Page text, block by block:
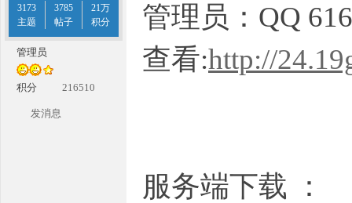
3173
主题
3785
帖子
21万
积分
管理员
积分 216510
发消息
管理员：QQ
查看:http://
服务端下载 ：